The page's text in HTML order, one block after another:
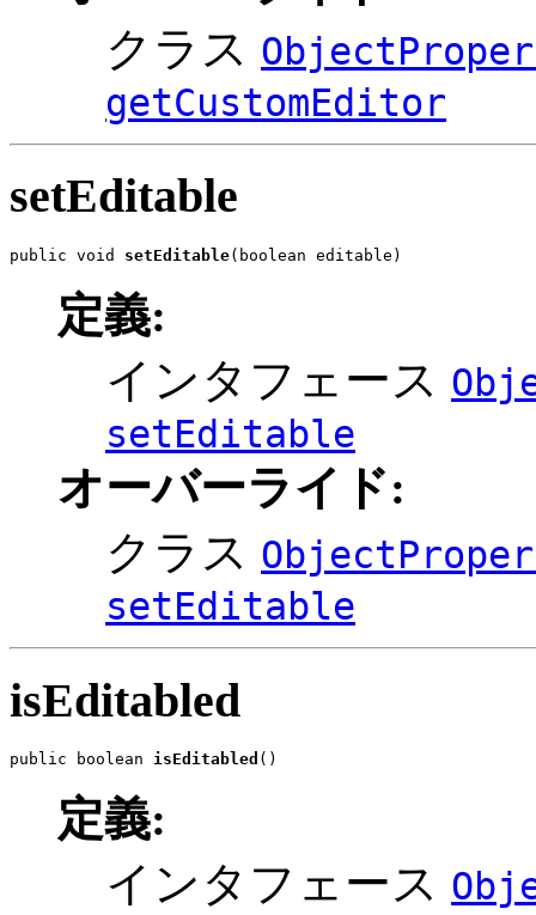
クラス
getCustomEditor
setEditable
public void setEditable(boolean editable)
定義:
インタフェース
setEditable
オーバーライド:
クラス
setEditable
isEditabled
public boolean isEditabled ()
定義:
インタフェース